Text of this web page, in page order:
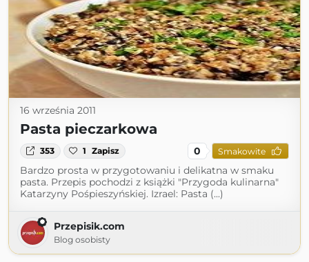
16 września 2011
Pasta pieczarkowa
353 1 Zapisz 0 Smakowite
Bardzo prosta w przygotowaniu i delikatna w smaku
pasta. Przepis pochodzi z książki "Przygoda kulinarna"
Katarzyny Pośpieszyńskiej. Izrael: Pasta (...)
Przepisik.com
Blog osobisty